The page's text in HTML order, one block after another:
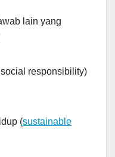
lain yang
responsibility)
(sustainable